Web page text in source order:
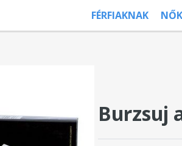
FÉRFIAKNAK
Burzsuj